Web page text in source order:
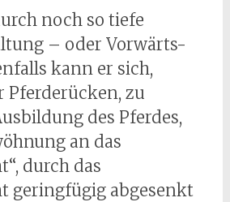
noch so tiefe
– oder Vorwärts-
kann er sich,
Pferderücken, zu
des Pferdes,
an das
durch das
geringfügig abgesenkt